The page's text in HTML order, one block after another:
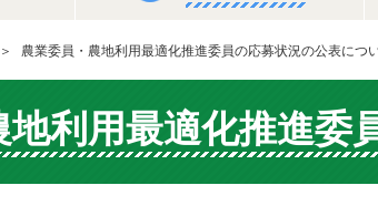
農業委員・農地利用最適化推進委員の応募状況の公表につ
地利用最適化推進委